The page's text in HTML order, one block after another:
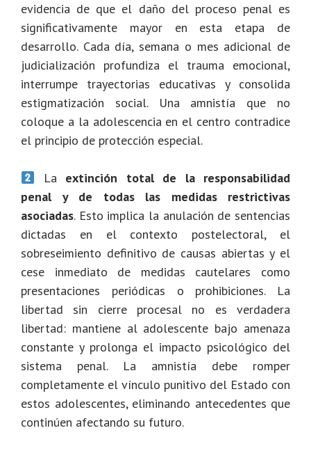
evidencia de que el daño del proceso penal es
significativamente mayor en esta etapa de
desarrollo. Cada día, semana o mes adicional de
judicialización profundiza el trauma emocional,
interrumpe trayectorias educativas y consolida
estigmatización social. Una amnistía que no
coloque a la adolescencia en el centro contradice
el principio de protección especial.
La extinción total de la responsabilidad
penal y de todas las medidas restrictivas
asociadas. Esto implica la anulación de sentencias
dictadas en el contexto postelectoral, el
sobreseimiento definitivo de causas abiertas y el
cese inmediato de medidas cautelares como
presentaciones periódicas o prohibiciones. La
libertad sin cierre procesal no es verdadera
libertad: mantiene al adolescente bajo amenaza
constante y prolonga el impacto psicológico del
sistema penal. La amnistía debe romper
completamente el vínculo punitivo del Estado con
estos adolescentes, eliminando antecedentes que
continúen afectando su futuro.